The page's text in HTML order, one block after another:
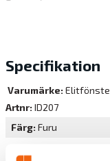
Specifikation
Varumärke:
Artnr: ID207
Färg Furu